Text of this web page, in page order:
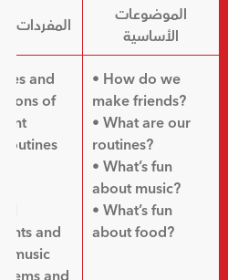
الموضوعات
الأساسية
المفردات
• How do we
make friends?
• What are our
routines?
• What’s fun
about music?
• What’s fun
about food?
and
of
and
music